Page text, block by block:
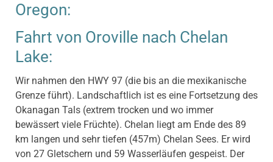
Oregon:
Fahrt von Oroville nach Chelan
Lake:
Wir nahmen den HWY 97 (die bis an die mexikanische
Grenze führt). Landschaftlich ist es eine Fortsetzung des
Okanagan Tals (extrem trocken und wo immer
bewässert viele Früchte). Chelan liegt am Ende des 89
km langen und sehr tiefen (457m) Chelan Sees. Er wird
von 27 Gletschern und 59 Wasserläufen gespeist. Der